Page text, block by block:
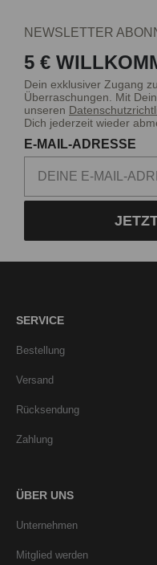
NEWSLETTER
5 €
Dein exklusiver Zugang
Überraschungen. Mit
unseren
Dich jederzeit wieder
E-MAIL-ADRESSE
SERVICE
Bestellung
Versand
Rücksendung
Zahlung
ÜBER UNS
Unternehmen
Mitglied werden